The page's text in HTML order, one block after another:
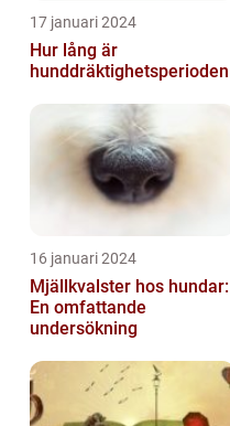
17 januari 2024
Hur lång är
hunddräktighetsperioden
16 januari 2024
Mjällkvalster hos hundar:
En omfattande
undersökning